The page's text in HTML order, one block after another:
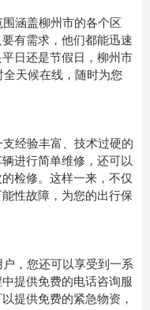
涵盖柳州市的各个区
有需求，他们都能迅速
日还是节假日，柳州市
天候在线，随时为您
经验丰富、技术过硬的
进行简单维修，还可以
检修。这样一来，不仅
性故障，为您的出行保
，您还可以享受到一系
提供免费的电话咨询服
提供免费的紧急物资，